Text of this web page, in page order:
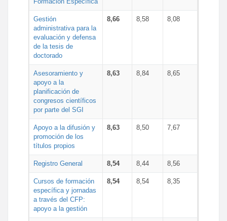
Gestión
administrativa para la
evaluación y defensa
de la tesis de
doctorado
8,66 8,58 8,08
Asesoramiento y
apoyo a la
planificación de
congresos científicos
por parte del SGI
8,63 8,84 8,65
Apoyo a la difusión y
promoción de los
títulos propios
8,63 8,50 7,67
Registro General 8,54 8,44 8,56
Cursos de formación
específica y jornadas
a través del CFP:
apoyo a la gestión
8,54 8,54 8,35